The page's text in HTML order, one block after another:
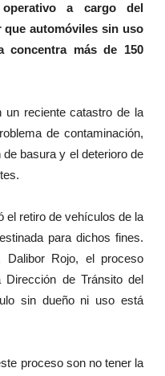
a cargo del
que automóviles sin uso
concentra más de 150
un reciente catastro de la
de contaminación,
basura y el deterioro de
el retiro de vehículos de la
para dichos fines.
Dalibor Rojo, el proceso
de Tránsito del
sin dueño ni uso está
proceso son no tener la